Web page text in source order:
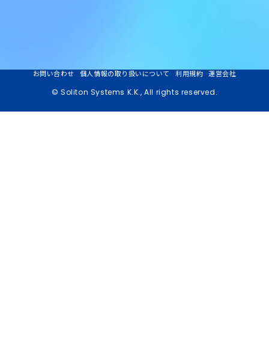
© Soliton Systems K.K., All rights reserved.
お問い合わせ 個人情報の取り扱いについて 利用規約 運営会社